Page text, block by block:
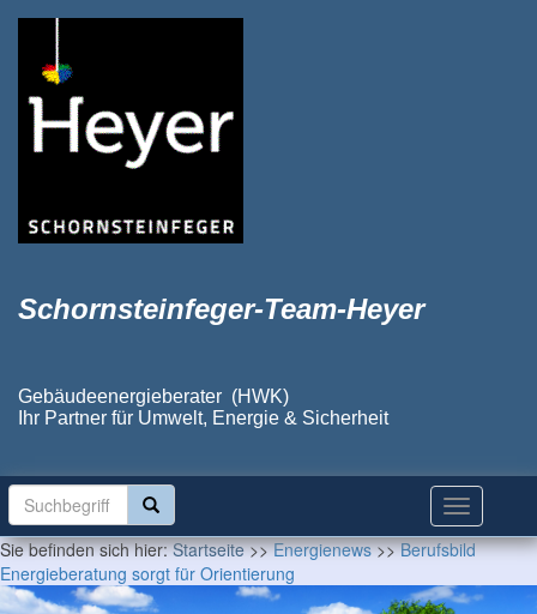
Schornsteinfeger-Team-Heyer
Gebäudeenergieberater (HWK)
Ihr Partner für Umwelt, Energie & Sicherheit
Sie befinden sich hier:Startseite>>Energienews>>Berufsbild
Energieberatung sorgt für Orientierung